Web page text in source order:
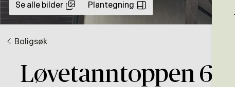
Se alle bilder Plantegning
Boligsøk
Løvetanntoppen 6